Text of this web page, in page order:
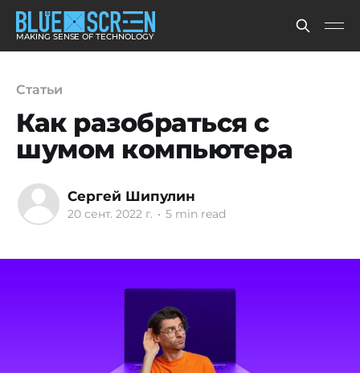
MAKING SENSE OF TECHNOLOGY
Статьи
Как разобраться с
шумом компьютера
Сергей Шипулин
20 сент. 2022 г. • 5 min read